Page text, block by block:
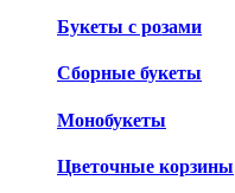
Букеты с розами
Сборные букеты
Монобукеты
Цветочные корзины